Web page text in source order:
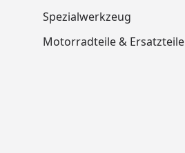
Spezialwerkzeug
Motorradteile & Ersatzteile